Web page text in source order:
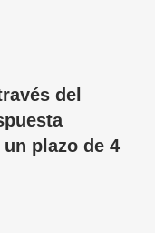
del
plazo de 4